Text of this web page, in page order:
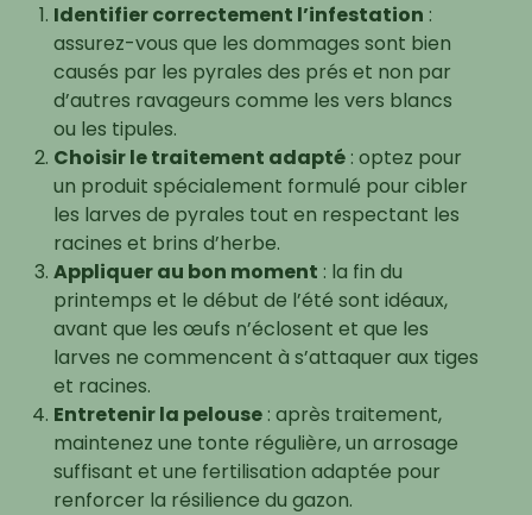
Identifier correctement l’infestation :
assurez-vous que les dommages sont bien
causés par les pyrales des prés et non par
d’autres ravageurs comme les vers blancs
ou les tipules.
Choisir le traitement adapté : optez pour
un produit spécialement formulé pour cibler
les larves de pyrales tout en respectant les
racines et brins d’herbe.
Appliquer au bon moment : la fin du
printemps et le début de l’été sont idéaux,
avant que les œufs n’éclosent et que les
larves ne commencent à s’attaquer aux tiges
et racines.
Entretenir la pelouse : après traitement,
maintenez une tonte régulière, un arrosage
suffisant et une fertilisation adaptée pour
renforcer la résilience du gazon.